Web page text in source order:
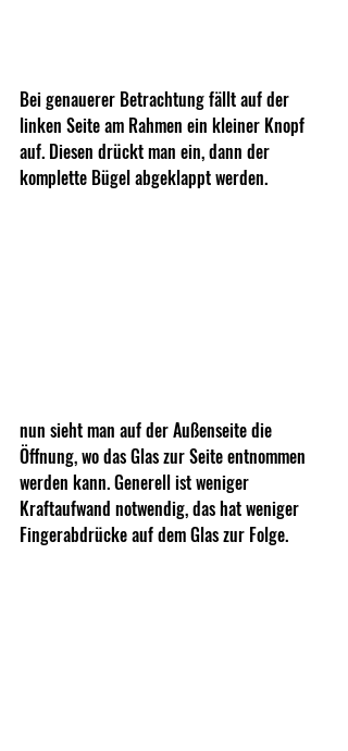
Bei genauerer Betrachtung fällt auf der
linken Seite am Rahmen ein kleiner Knopf
auf. Diesen drückt man ein, dann der
komplette Bügel abgeklappt werden.
nun sieht man auf der Außenseite die
Öffnung, wo das Glas zur Seite entnommen
werden kann. Generell ist weniger
Kraftaufwand notwendig, das hat weniger
Fingerabdrücke auf dem Glas zur Folge.